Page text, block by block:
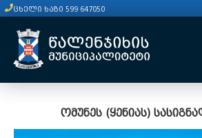
ცხელი ხაზი 599 647050
ომუნეს (ყენიას)